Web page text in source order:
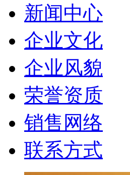
新闻中心
企业文化
企业风貌
荣誉资质
销售网络
联系方式